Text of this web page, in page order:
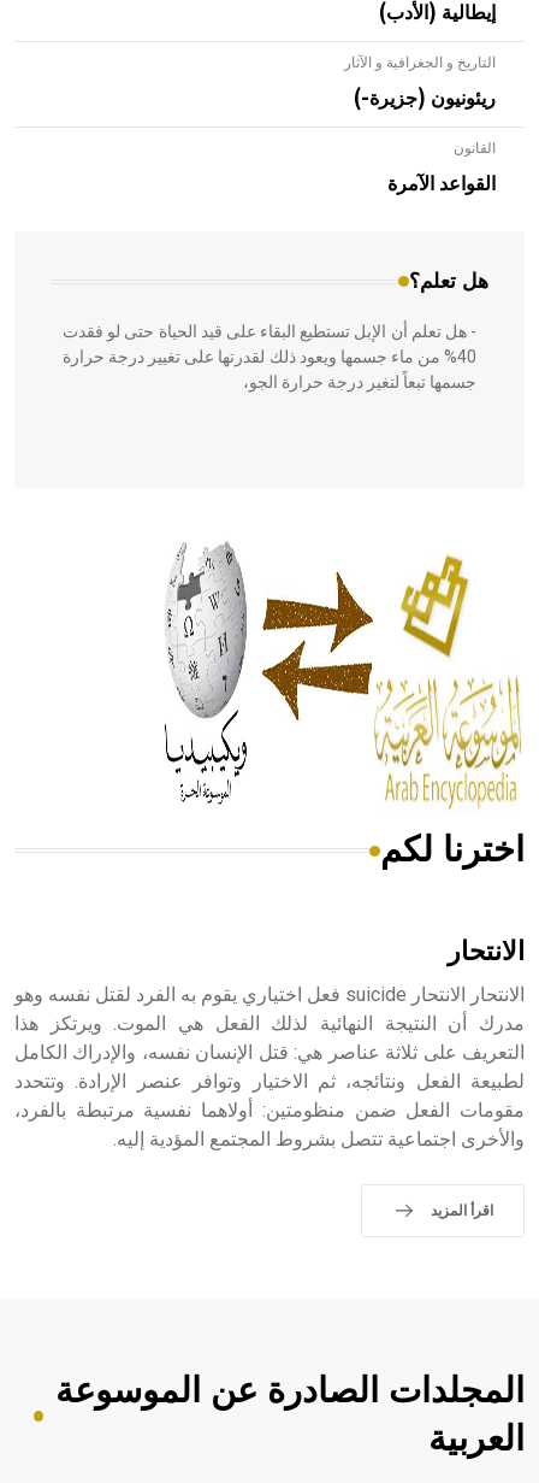
إيطالية (الأدب)
التاريخ و الجغرافية و الآثار
ريئونيون (جزيرة-)
القانون
القواعد الآمرة
هل تعلم؟
- هل تعلم أن الأبلق نوع من الفنون الهندسية التي ارتبطت
بالعمارة الإسلامية في بلاد الشام ومصر خاصة، حيث يحرص
المعمار على بناء مداميكه وخاصة في الواجهات
- هل تعلم أن الإبل تستطيع البقاء على قيد الحياة حتى لو فقدت
40% من ماء جسمها ويعود ذلك لقدرتها على تغيير درجة حرارة
جسمها تبعاً لتغير درجة حرارة الجو،
الحكم، الأدلة، تنظيم التغذية، ورسالته في جروح الرأس. ويعود
له الفضل بأنه حرر الطب من الدين والفلسفة.
- هل تعلم أن المرجان إفراز حيواني يتكون في البحر ويتركب
من مادة كربونات الكلسيوم، وهو أحمر أو شديد الحمرة وهو
أجود أنواعه، ويمتاز بكبر الحجم ويسمى الش
هل تعلم أن الأبسيد كلمة فرنسية اللفظ تم اعتمادها مصطلحاً
- هل تعلم أن أبجر Abgar اسم معروف جيداً يعود إلى عدد من
الملوك الذين حكموا مدينة إديسا (الرها) من أبجر الأول وحتى
التاسع، وهم ينتسبون إلى أسرة أوسروين
اخترنا لكم
الانتحار
الانتحار الانتحار suicide فعل اختياري يقوم به الفرد لقتل نفسه وهو
مدرك أن النتيجة النهائية لذلك الفعل هي الموت. ويرتكز هذا
التعريف على ثلاثة عناصر هي: قتل الإنسان نفسه، والإدراك الكامل
لطبيعة الفعل ونتائجه، ثم الاختيار وتوافر عنصر الإرادة. وتتحدد
مقومات الفعل ضمن منظومتين: أولاهما نفسية مرتبطة بالفرد،
والأخرى اجتماعية تتصل بشروط المجتمع المؤدية إليه.
اقرأ المزيد
المجلدات الصادرة عن الموسوعة
العربية